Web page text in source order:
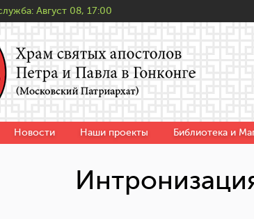
Август 08, 17:00
Новости Наши проекты Библиотека и